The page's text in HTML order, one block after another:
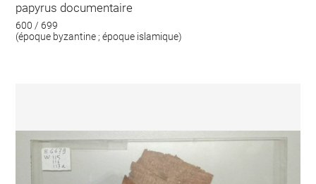
papyrus documentaire
600 / 699
(époque byzantine ; époque islamique)